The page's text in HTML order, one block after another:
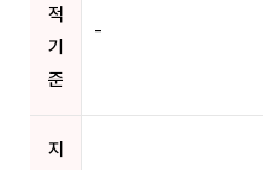
적
기
준
-
지